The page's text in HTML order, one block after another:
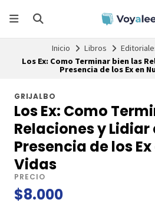
Inicio Libros
Los Ex: Como Terminar bien las
Presencia de los Ex en
GRIJALBO
Los Ex: Como
Relaciones y Lidiar
Presencia de los
Vidas
PRECIO
$8.000